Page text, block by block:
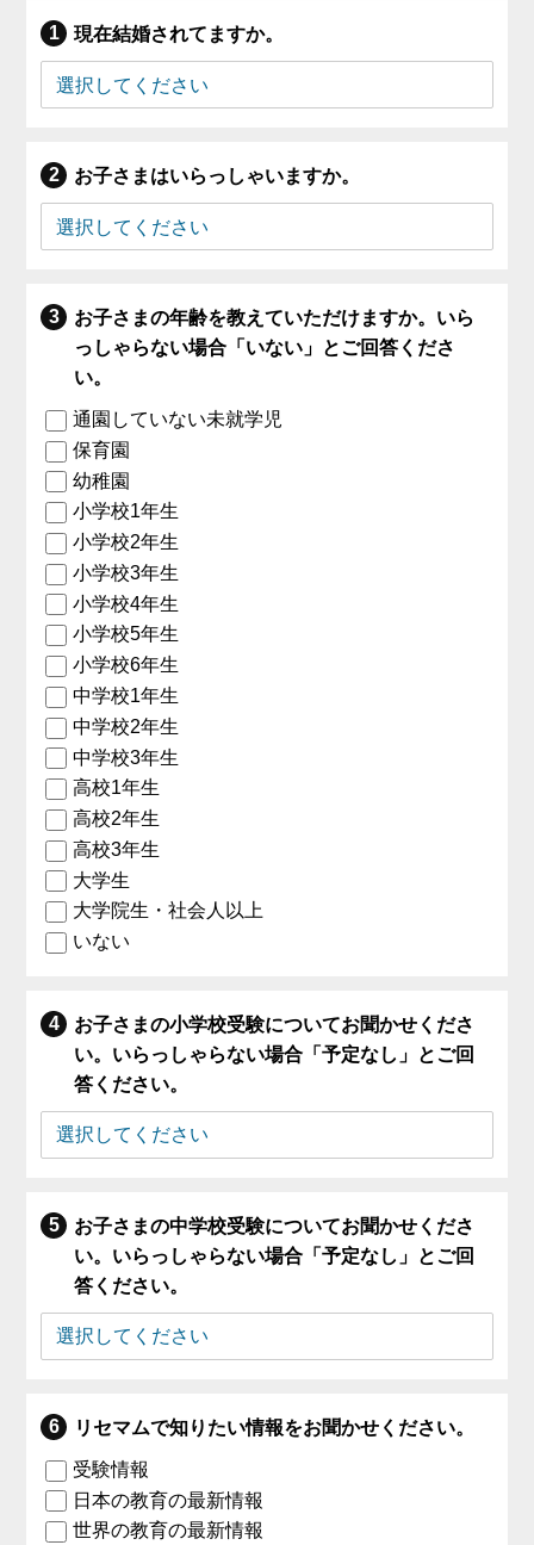
現在結婚されてますか。
お子さまはいらっしゃいますか。
お子さまの年齢を教えていただけますか。いら
っしゃらない場合「いない」とご回答くださ
い。
通園していない未就学児
保育園
幼稚園
小学校1年生
小学校2年生
小学校3年生
小学校4年生
小学校5年生
小学校6年生
中学校1年生
中学校2年生
中学校3年生
高校1年生
高校2年生
高校3年生
大学生
大学院生・社会人以上
いない
お子さまの小学校受験についてお聞かせくださ
い。いらっしゃらない場合「予定なし」とご回
答ください。
お子さまの中学校受験についてお聞かせくださ
い。いらっしゃらない場合「予定なし」とご回
答ください。
リセマムで知りたい情報をお聞かせください。
受験情報
日本の教育の最新情報
世界の教育の最新情報